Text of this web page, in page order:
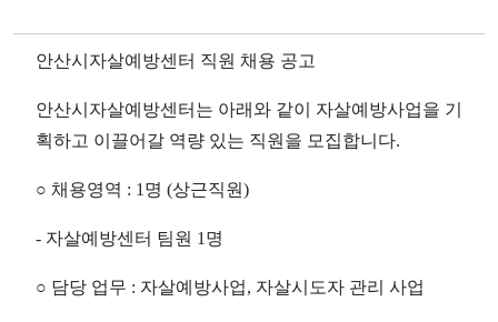
안산시자살예방센터 직원 채용 공고
안산시자살예방센터는 아래와 같이 자살예방사업을 기
획하고 이끌어갈 역량 있는 직원을 모집합니다.
○ 채용영역 : 1명 (상근직원)
- 자살예방센터 팀원 1명
○ 담당 업무 : 자살예방사업, 자살시도자 관리 사업